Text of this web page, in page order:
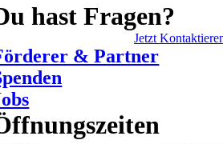
hast Fragen?
Jetzt
& Partner